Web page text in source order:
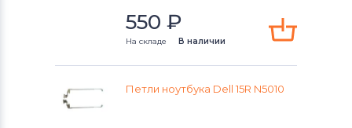
550 ₽
На складе В наличии
Петли ноутбука Dell 15R N5010